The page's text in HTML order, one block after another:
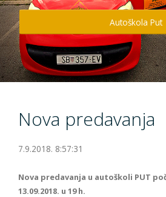
Info
Kontakt
Autoškola Put
Nova predavanja
7.9.2018. 8:57:31
Nova predavanja u autoškoli PUT
13.09.2018. u 19 h.